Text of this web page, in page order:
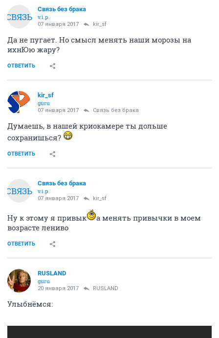
СВЯЗЬ
Связь без брака
v.i.p.
07 января 2017 kir_sf
Да не пугает. Но смысл менять наши морозы на
ихнЮю жару?
ОТВЕТИТЬ
kir_sf
guru
07 января 2017 Связь без брака
Думаешь, в нашей криокамере ты дольше
сохранишься?
ОТВЕТИТЬ
СВЯЗЬ
Связь без брака
v.i.p.
07 января 2017 kir_sf
Ну к этому я привык
а менять привычки в моем
возрасте лениво
ОТВЕТИТЬ
RUSLAND
guru
20 января 2017 RUSLAND
Улыбнёмся: